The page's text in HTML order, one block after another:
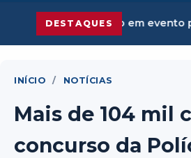
DESTAQUES
organizado em evento
INÍCIO / NOTÍCIAS
Mais de 104 mil
concurso da